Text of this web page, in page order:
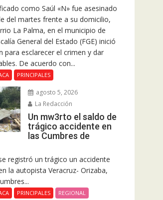
como Saúl «N» fue asesinado
del martes frente a su domicilio,
La Palma, en el municipio de
General del Estado (FGE) inició
para esclarecer el crimen y dar
De acuerdo con...
PRINCIPALES
agosto 5, 2026
La Redacción
Un mw3rto el saldo de
trágico accidente en
las Cumbres de
registró un trágico un accidente
la autopista Veracruz- Orizaba,
PRINCIPALES REGIONAL